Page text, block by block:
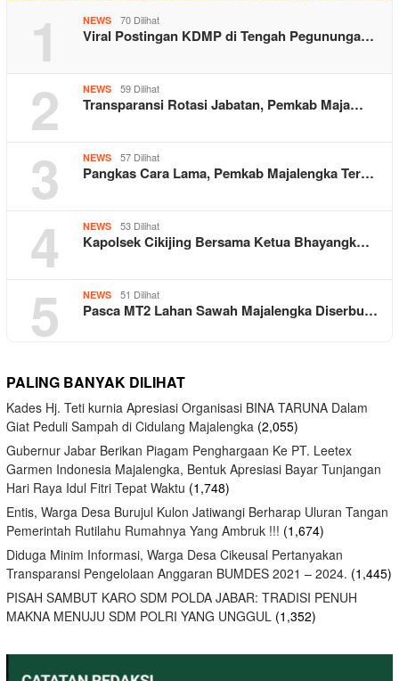
1 NEWS 70 Dilihat
Viral Postingan KDMP di Tengah Pegununga…
2 NEWS 59 Dilihat
Transparansi Rotasi Jabatan, Pemkab Maja…
3 NEWS 57 Dilihat
Pangkas Cara Lama, Pemkab Majalengka Ter…
4 NEWS 53 Dilihat
Kapolsek Cikijing Bersama Ketua Bhayangk…
5 NEWS 51 Dilihat
Pasca MT2 Lahan Sawah Majalengka Diserbu…
PALING BANYAK DILIHAT
Kades Hj. Teti kurnia Apresiasi Organisasi BINA TARUNA Dalam
Giat Peduli Sampah di Cidulang Majalengka (2,055)
Gubernur Jabar Berikan Piagam Penghargaan Ke PT. Leetex
Garmen Indonesia Majalengka, Bentuk Apresiasi Bayar Tunjangan
Hari Raya Idul Fitri Tepat Waktu (1,748)
Entis, Warga Desa Burujul Kulon Jatiwangi Berharap Uluran Tangan
Pemerintah Rutilahu Rumahnya Yang Ambruk !!! (1,674)
Diduga Minim Informasi, Warga Desa Cikeusal Pertanyakan
Transparansi Pengelolaan Anggaran BUMDES 2021 – 2024. (1,445)
PISAH SAMBUT KARO SDM POLDA JABAR: TRADISI PENUH
MAKNA MENUJU SDM POLRI YANG UNGGUL (1,352)